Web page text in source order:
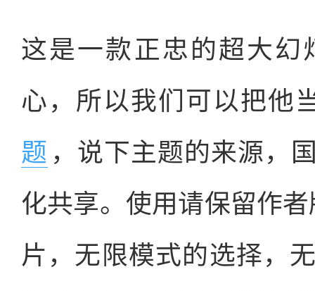
这是一款正忠的超大幻
心，所以我们可以把他
题 ，说下主题的来源，
化共享。使用请保留作
片，无限模式的选择，